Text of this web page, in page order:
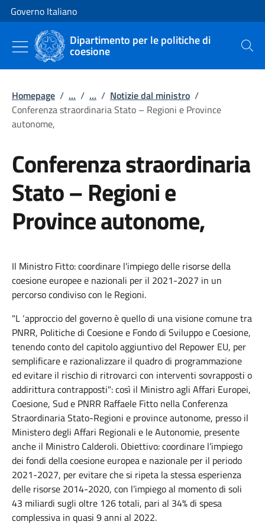
Vai al contenuto
Vai alla navigazione del sito
Governo Italiano
Dipartimento per le politiche di
coesione Cerca
Homepage / ... / ... / Notizie dal ministro /
Conferenza straordinaria Stato – Regioni e Province
autonome,
Conferenza straordinaria
Stato – Regioni e
Province autonome,
Il Ministro Fitto: coordinare l'impiego delle risorse della
coesione europee e nazionali per il 2021-2027 in un
percorso condiviso con le Regioni.
"L ‘approccio del governo è quello di una visione comune tra
PNRR, Politiche di Coesione e Fondo di Sviluppo e Coesione,
tenendo conto del capitolo aggiuntivo del Repower EU, per
semplificare e razionalizzare il quadro di programmazione
ed evitare il rischio di ritrovarci con interventi sovrapposti o
addirittura contrapposti": così il Ministro agli Affari Europei,
Coesione, Sud e PNRR Raffaele Fitto nella Conferenza
Straordinaria Stato-Regioni e province autonome, presso il
Ministero degli Affari Regionali e le Autonomie, presente
anche il Ministro Calderoli. Obiettivo: coordinare l’impiego
dei fondi della coesione europea e nazionale per il periodo
2021-2027, per evitare che si ripeta la stessa esperienza
delle risorse 2014-2020, con l’impiego al momento di soli
43 miliardi sugli oltre 126 totali, pari al 34% di spesa
complessiva in quasi 9 anni al 2022.